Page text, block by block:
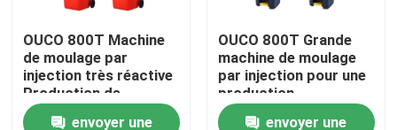
Maison
Produits
Au sujet de nous
OUCO 800T Machine
de moulage par
injection très réactive
Production de
grandes poubelles
envoyer une
OUCO 800T Grande
machine de moulage
par injection pour une
production
automatisée et
envoyer une